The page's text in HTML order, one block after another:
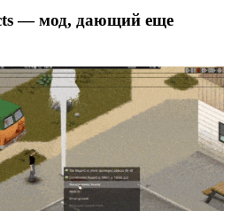
— мод, дающий еще